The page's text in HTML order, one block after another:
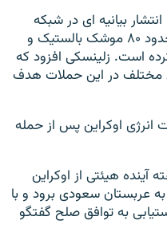
1080p بیانیه ای در شبکه
های اجتماعی اعلام کرد روسیه با حدود ۸۰ موشک بالستیک و
کرده است. زلینسکی افزود که
مختلف در این حملات هدف
انرژی اوکراین پس از حمله
هیئتی از اوکراین
عربستان سعودی برود و با
به توافق صلح گفتگو